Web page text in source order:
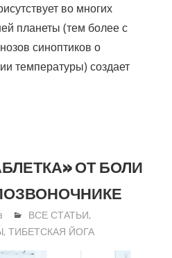
во многих
планеты (тем более с
синоптиков о
температуры) создает
ОТ БОЛИ
ВСЕ СТАТЬИ,
, ТИБЕТСКАЯ ЙОГА